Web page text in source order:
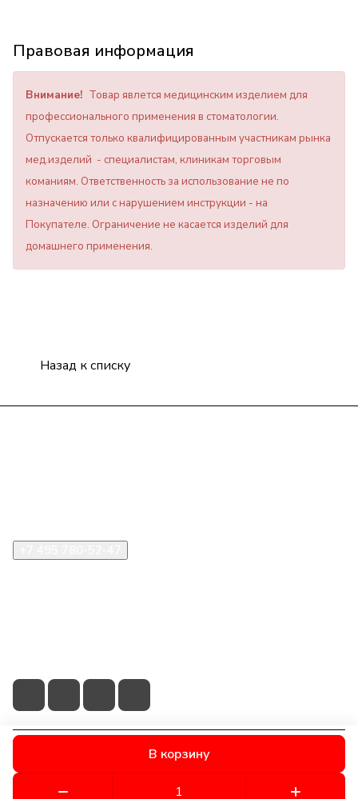
В корзину
Правовая информация
Внимание! Товар явлется медицинским изделием для
профессионального применения в стоматологии.
Отпускается только квалифицированным участникам рынка
мед.изделий - специалистам, клиникам торговым
команиям. Ответственность за использование не по
назначению или с нарушением инструкции - на
Покупателе. Ограничение не касается изделий для
домашнего применения.
Назад к списку
© 2026 © S.T.I. Dent - Яркие решения